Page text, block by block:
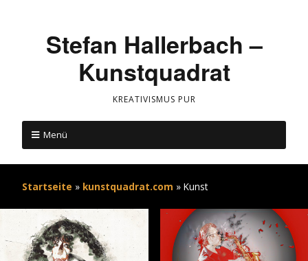
Stefan Hallerbach –
Kunstquadrat
KREATIVISMUS PUR
Menü
Startseite » kunstquadrat.com » Kunst